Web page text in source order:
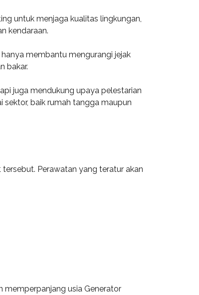
untuk menjaga kualitas lingkungan,
kendaraan.
membantu mengurangi jejak
bakar.
juga mendukung upaya pelestarian
baik rumah tangga maupun
Perawatan yang teratur akan
memperpanjang usia Generator